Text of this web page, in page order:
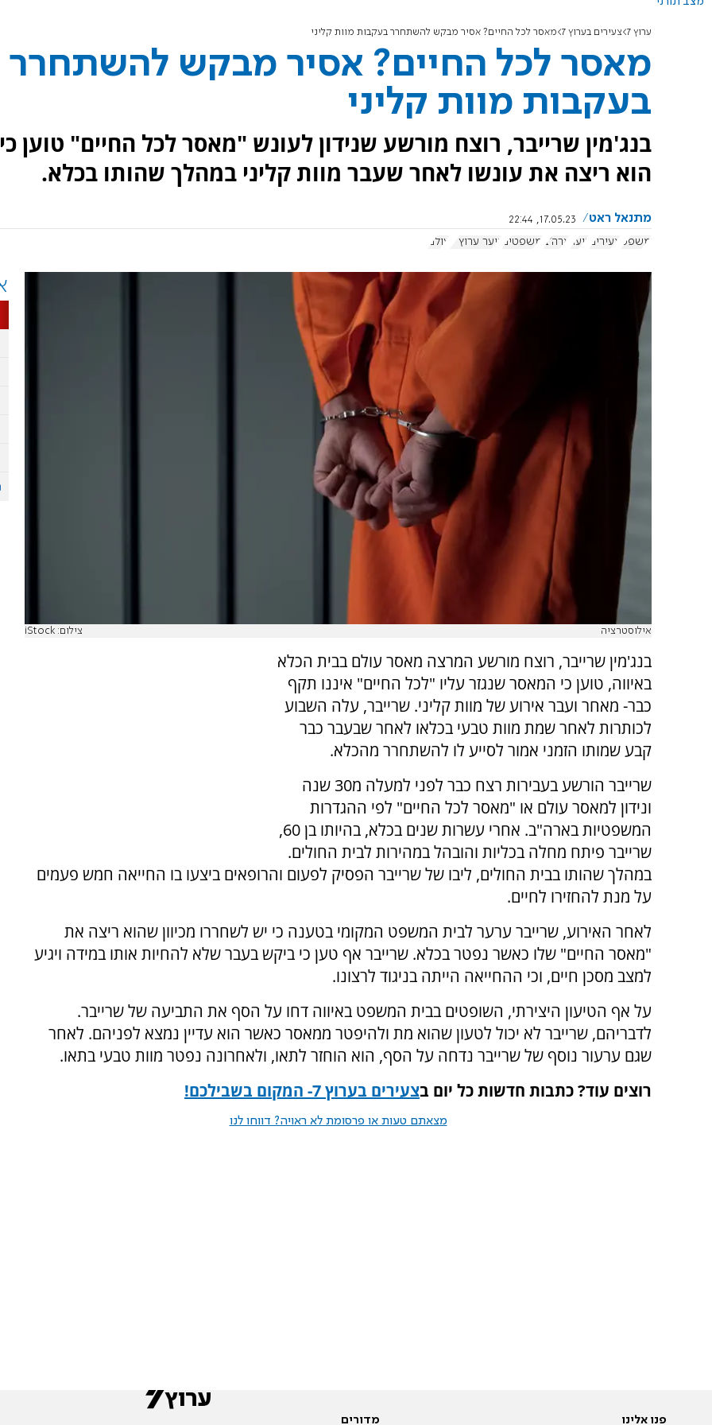
ערוץ 7 צעירים בערוץ 7 מאסר לכל החיים? אסיר מבקש להשתחרר בעקבות מוות קליני
מאסר לכל החיים? אסיר מבקש להשתחרר
בעקבות מוות קליני
בנג'מין שרייבר, רוצח מורשע שנידון לעונש "מאסר לכל החיים" טוען כי
הוא ריצה את עונשו לאחר שעבר מוות קליני במהלך שהותו בכלא.
מתנאל ראט
17.05.23, 22:44
משפט צעירים נוער ארה"ב משפטים נוער ערוץ 7 עולם
אילוסטרציה צילום: iStock
בנג'מין שרייבר, רוצח מורשע המרצה מאסר עולם בבית הכלא
באיווה, טוען כי המאסר שנגזר עליו "לכל החיים" איננו תקף
כבר- מאחר ועבר אירוע של מוות קליני. שרייבר, עלה השבוע
לכותרות לאחר שמת מוות טבעי בכלאו לאחר שבעבר כבר
קבע שמותו הזמני אמור לסייע לו להשתחרר מהכלא.
שרייבר הורשע בעבירות רצח כבר לפני למעלה מ30 שנה
ונידון למאסר עולם או "מאסר לכל החיים" לפי ההגדרות
המשפטיות בארה"ב. אחרי עשרות שנים בכלא, בהיותו בן 60,
שרייבר פיתח מחלה בכליות והובהל במהירות לבית החולים.
במהלך שהותו בבית החולים, ליבו של שרייבר הפסיק לפעום והרופאים ביצעו בו החייאה חמש פעמים
על מנת להחזירו לחיים.
לאחר האירוע, שרייבר ערער לבית המשפט המקומי בטענה כי יש לשחררו מכיוון שהוא ריצה את
"מאסר החיים" שלו כאשר נפטר בכלא. שרייבר אף טען כי ביקש בעבר שלא להחיות אותו במידה ויגיע
למצב מסכן חיים, וכי ההחייאה הייתה בניגוד לרצונו.
על אף הטיעון היצירתי, השופטים בבית המשפט באיווה דחו על הסף את התביעה של שרייבר.
לדבריהם, שרייבר לא יכול לטעון שהוא מת ולהיפטר ממאסר כאשר הוא עדיין נמצא לפניהם. לאחר
שגם ערעור נוסף של שרייבר נדחה על הסף, הוא הוחזר לתאו, ולאחרונה נפטר מוות טבעי בתאו.
רוצים עוד? כתבות חדשות כל יום בצעירים בערוץ 7- המקום בשבילכם !
מצאתם טעות או פרסומת לא ראויה? דווחו לנו
פנו אלינו מדורים